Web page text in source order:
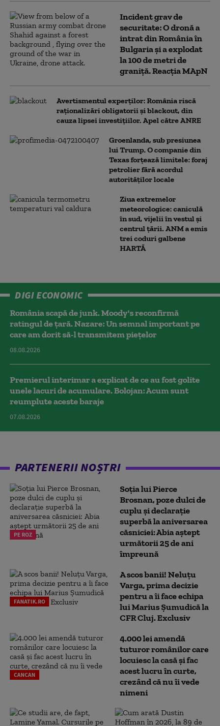
Incident grav de
securitate: O dronă a
intrat din România în
Bulgaria şi a explodat
la 100 de metri de
graniţă. Reacția MApN
Avertismentul experților: România riscă
raționalizări obligatorii și blackout, din
cauza lipsei investițiilor. Apel către ANRE
Groenlanda, sub presiunea
lui Trump. O companie din
Texas forțează limitele: foraj
petrolier fără acordul
autorităților locale
Ziua extremelor
meteorologice: caniculă
în sud, vijelii în vestul și
centrul țării. ANM a emis
trei coduri galbene
HARTĂ
DIGI ECONOMIC
România scapă de junk. Moody's reconfirmă
ratingul de țară. Nazare: Un semnal important pe
care am dorit să-l transmitem piețelor
08.08.2026
Premierul interimar a explicat de ce au fost golite
unele lacuri de acumulare. Bolojan: Acum sunt
reumplute aceste baraje
07.08.2026
PARTENERII NOȘTRI
PE ROZ
Soția lui Pierce
Brosnan, poze dulci de
cuplu și declarație
superbă la aniversarea
căsniciei: Abia aștept
următorii 25 de ani
împreună
FANATIK.RO
A scos banii! Neluțu
Varga, prima decizie
pentru a îi face echipa
lui Marius Șumudică la
CFR Cluj. Exclusiv
CANCAN
4.000 lei amendă
tuturor românilor care
locuiesc la casă și fac
acest lucru în curte,
crezând că nu îi vede
nimeni